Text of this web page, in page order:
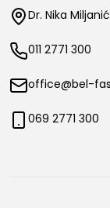
Dr. Nika
011 2771 300
office@bel-
069 2771 300